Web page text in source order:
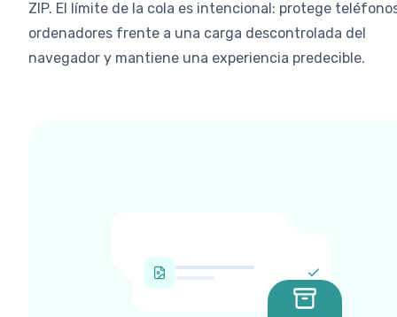
ZIP. El límite de la cola es intencional: protege
ordenadores frente a una carga descontrolada del
navegador y mantiene una experiencia predecible.